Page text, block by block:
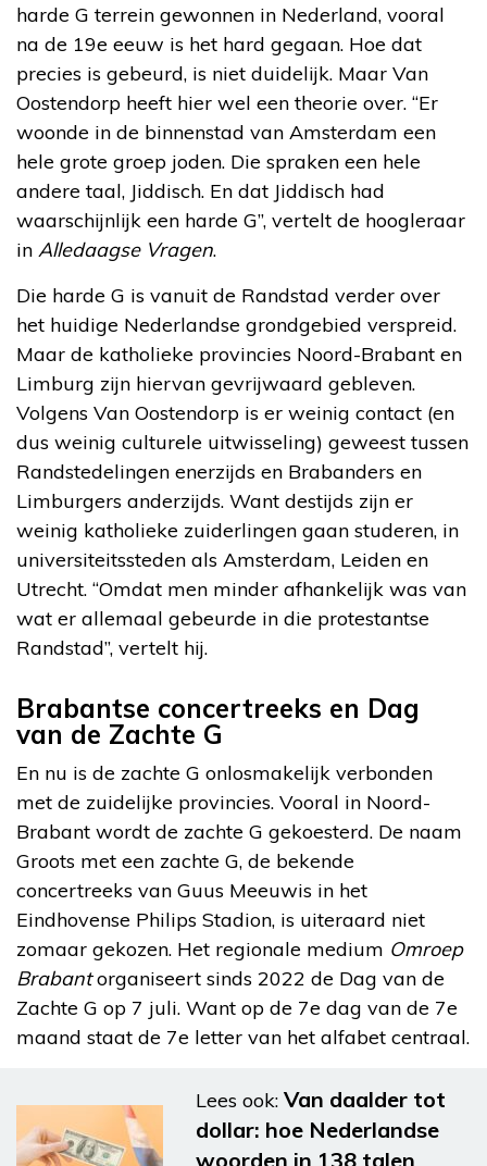
harde G terrein gewonnen in Nederland, vooral
na de 19e eeuw is het hard gegaan. Hoe dat
precies is gebeurd, is niet duidelijk. Maar Van
Oostendorp heeft hier wel een theorie over. “Er
woonde in de binnenstad van Amsterdam een
hele grote groep joden. Die spraken een hele
andere taal, Jiddisch. En dat Jiddisch had
waarschijnlijk een harde G”, vertelt de hoogleraar
in Alledaagse Vragen.
Die harde G is vanuit de Randstad verder over
het huidige Nederlandse grondgebied verspreid.
Maar de katholieke provincies Noord-Brabant en
Limburg zijn hiervan gevrijwaard gebleven.
Volgens Van Oostendorp is er weinig contact (en
dus weinig culturele uitwisseling) geweest tussen
Randstedelingen enerzijds en Brabanders en
Limburgers anderzijds. Want destijds zijn er
weinig katholieke zuiderlingen gaan studeren, in
universiteitssteden als Amsterdam, Leiden en
Utrecht. “Omdat men minder afhankelijk was van
wat er allemaal gebeurde in die protestantse
Randstad”, vertelt hij.
Brabantse concertreeks en Dag
van de Zachte G
En nu is de zachte G onlosmakelijk verbonden
met de zuidelijke provincies. Vooral in Noord-
Brabant wordt de zachte G gekoesterd. De naam
Groots met een zachte G, de bekende
concertreeks van Guus Meeuwis in het
Eindhovense Philips Stadion, is uiteraard niet
zomaar gekozen. Het regionale medium Omroep
Brabantorganiseert sinds 2022 de Dag van de
Zachte G op 7 juli. Want op de 7e dag van de 7e
maand staat de 7e letter van het alfabet centraal.
Lees ook: Van daalder tot
dollar: hoe Nederlandse
woorden in 138 talen